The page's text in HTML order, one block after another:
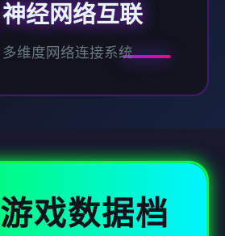
神经网络互联
多维度网络连接系统
游戏数据档